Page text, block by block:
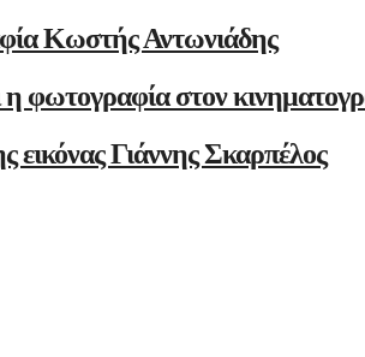
Κωστής Αντωνιάδης
φωτογραφία στον
εικόνας Γιάννης Σκαρπέλος